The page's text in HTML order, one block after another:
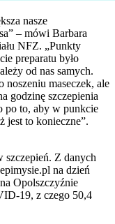
nasze
– mówi Barbara
NFZ. „Punkty
preparatu było
od nas samych.
noszeniu maseczek, ale
godzinę szczepienia
po to, aby w punkcie
jest to konieczne”.
Z danych
na dzień
Opolszczyźnie
19, z czego 50,4